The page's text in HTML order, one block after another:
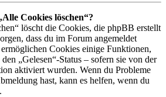
Cookies löschen“?
löscht die Cookies, die phpBB erstellt
dass du im Forum angemeldet
Cookies einige Funktionen,
„Gelesen“-Status – sofern sie von der
aktiviert wurden. Wenn du Probleme
hast, kann es helfen, wenn du